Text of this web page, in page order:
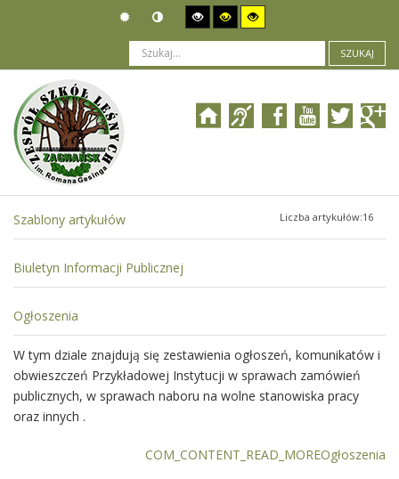
SZUKAJ
Jesteś tutaj: Prawne podstawy działania
Szablony artykułów Liczba artykułów:16
Biuletyn Informacji Publicznej
Ogłoszenia
W tym dziale znajdują się zestawienia ogłoszeń, komunikatów i
obwieszczeń Przykładowej Instytucji w sprawach zamówień
publicznych, w sprawach naboru na wolne stanowiska pracy
oraz innych .
COM_CONTENT_READ_MOREOgłoszenia